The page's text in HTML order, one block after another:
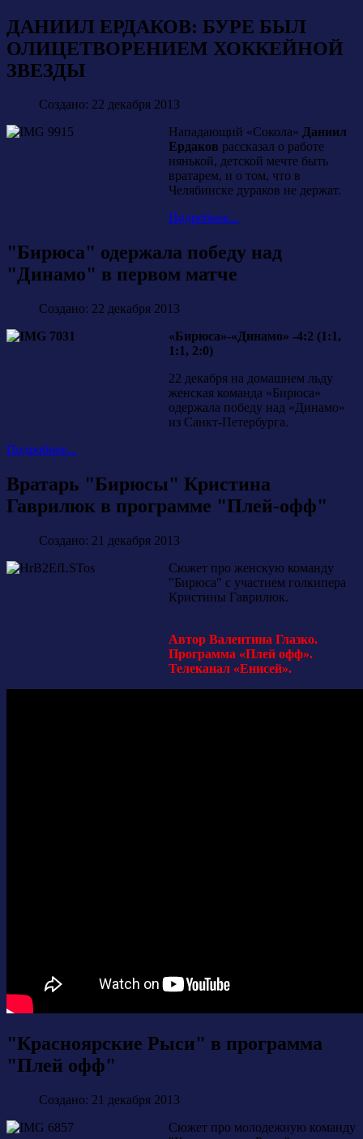
ДАНИИЛ ЕРДАКОВ: БУРЕ БЫЛ
ОЛИЦЕТВОРЕНИЕМ ХОККЕЙНОЙ
ЗВЕЗДЫ
Создано: 22 декабря 2013
Нападающий «Сокола» Даниил
Ердаков рассказал о работе
нянькой, детской мечте быть
вратарем, и о том, что в
Челябинске дураков не держат.
Подробнее...
"Бирюса" одержала победу над
"Динамо" в первом матче
Создано: 22 декабря 2013
«Бирюса»-«Динамо» -4:2 (1:1,
1:1, 2:0)
22 декабря на домашнем льду
женская команда «Бирюса»
одержала победу над «Динамо»
из Санкт-Петербурга.
Подробнее...
Вратарь "Бирюсы" Кристина
Гаврилюк в программе "Плей-офф"
Создано: 21 декабря 2013
Сюжет про женскую команду
"Бирюса" с участием голкипера
Кристины Гаврилюк.
Автор Валентина Глазко.
Программа «Плей офф».
Телеканал «Енисей».
"Красноярские Рыси" в программа
"Плей офф"
Создано: 21 декабря 2013
Сюжет про молодежную команду